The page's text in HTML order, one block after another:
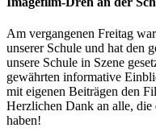
Am vergangenen Freitag
unserer Schule und hat den
unsere Schule in Szene
gewährten informative
mit eigenen Beiträgen den
Herzlichen Dank an alle,
haben!